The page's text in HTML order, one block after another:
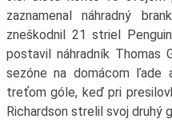
zaznamenal náhradný
zneškodnil 21 striel
postavil náhradník Thomas
sezóne na domácom ľade
treťom góle, keď pri
Richardson strelil svoj druhý